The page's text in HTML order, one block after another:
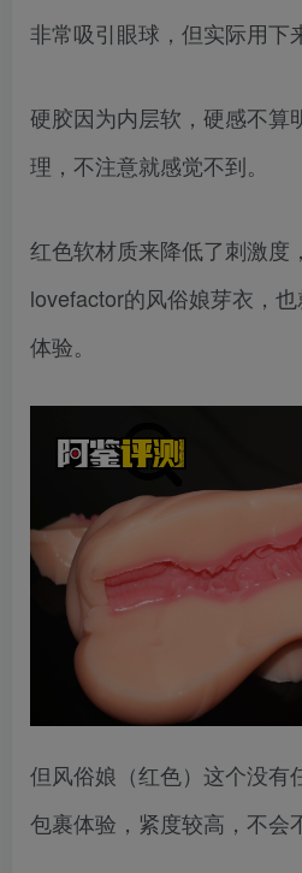
非常吸引眼球，但实际用下
硬胶因为内层软，硬感不算
理，不注意就感觉不到。
红色软材质来降低了刺激度
lovefactor的风俗娘芽衣，
体验。
但风俗娘（红色）这个没有
包裹体验，紧度较高，不会